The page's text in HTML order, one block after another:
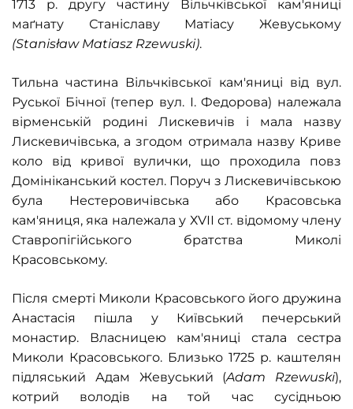
1713 р. другу частину Вільчківської кам'яниці
маґнату Станіславу Матіасу Жевуському
(Stanisław Matiasz Rzewuski).
Тильна частина Вільчківської кам'яниці від вул.
Руської Бічної (тепер вул. І. Федорова) належала
вірменській родині Лискевичів і мала назву
Лискевичівська, а згодом отримала назву Криве
коло від кривої вулички, що проходила повз
Домініканський костел. Поруч з Лискевичівською
була Нестеровичівська або Красовська
кам'яниця, яка належала у ХVІІ ст. відомому члену
Ставропігійського братства Миколі
Красовському.
Після смерті Миколи Красовського його дружина
Анастасія пішла у Київський печерський
монастир. Власницею кам'яниці стала сестра
Миколи Красовського. Близько 1725 р. каштелян
підляський Адам Жевуський (Adam Rzewuski),
котрий володів на той час сусідньою